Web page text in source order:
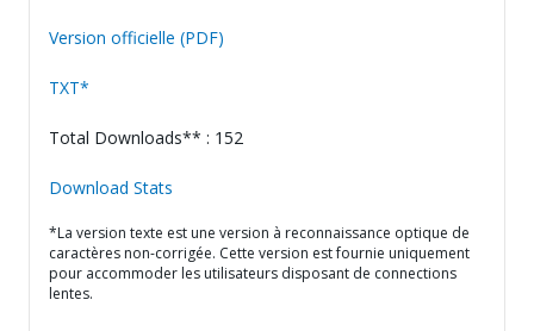
Version officielle (PDF)
TXT*
Total Downloads** : 152
Download Stats
*La version texte est une version à reconnaissance optique de
caractères non-corrigée. Cette version est fournie uniquement
pour accommoder les utilisateurs disposant de connections
lentes.